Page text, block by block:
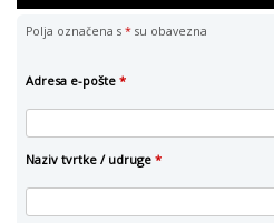
Polja označena s * su obavezna
Adresa e-pošte *
Naziv tvrtke / udruge *